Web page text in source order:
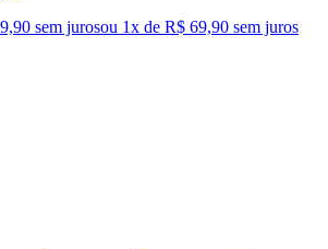
sem jurosou 1x de R$ 69,90 sem juros